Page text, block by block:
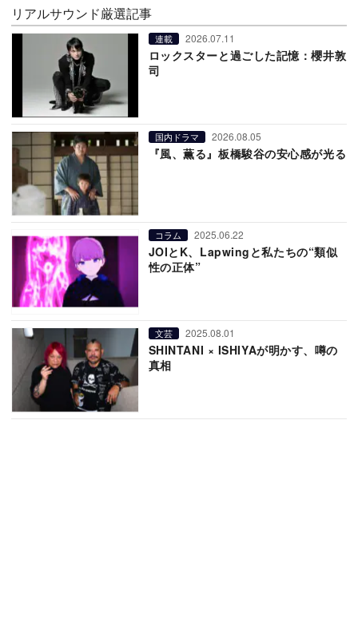
リアルサウンド厳選記事
連載 2026.07.11
ロックスターと過ごした記憶：櫻井敦
司
国内ドラマ 2026.08.05
『風、薫る』板橋駿谷の安心感が光る
コラム 2025.06.22
JOIとK、Lapwingと私たちの“類似
性の正体”
文芸 2025.08.01
SHINTANI × ISHIYAが明かす、噂の
真相